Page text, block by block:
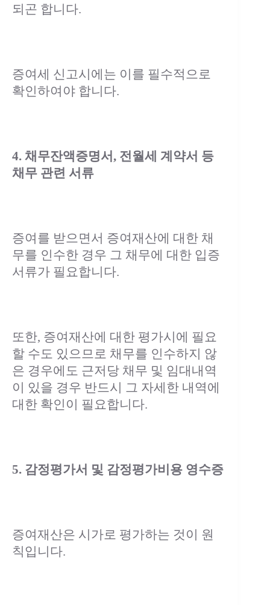
되곤 합니다.
증여세 신고시에는 이를 필수적으로
확인하여야 합니다.
4. 채무잔액증명서, 전월세 계약서 등
채무 관련 서류
증여를 받으면서 증여재산에 대한 채
무를 인수한 경우 그 채무에 대한 입증
서류가 필요합니다.
또한, 증여재산에 대한 평가시에 필요
할 수도 있으므로 채무를 인수하지 않
은 경우에도 근저당 채무 및 임대내역
이 있을 경우 반드시 그 자세한 내역에
대한 확인이 필요합니다.
5. 감정평가서 및 감정평가비용 영수증
증여재산은 시가로 평가하는 것이 원
칙입니다.